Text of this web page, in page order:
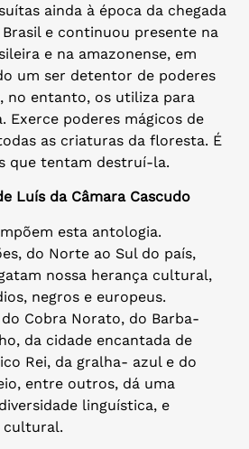
ainda à época da chegada
e continuou presente na
e na amazonense, em
um ser detentor de poderes
no entanto, os utiliza para
Exerce poderes mágicos de
as criaturas da floresta. É
que tentam destruí-la.
Luís da Câmara Cascudo
esta antologia.
do Norte ao Sul do país,
nossa herança cultural,
negros e europeus.
Cobra Norato, do Barba-
da cidade encantada de
Rei, da gralha- azul e do
entre outros, dá uma
linguística, e
cultural.